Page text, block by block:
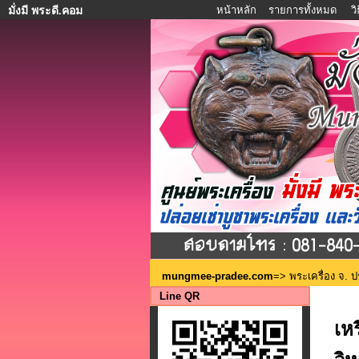
มั่งมี พระดี.คอม หน้าหลัก รายการทั้งหมด วิ
mungmee-pradee.com=> พระเครื่อง จ.
Line QR
เ